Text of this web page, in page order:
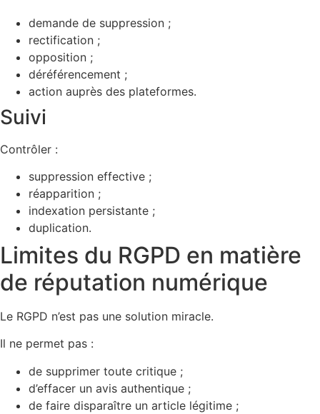
demande de suppression ;
rectification ;
opposition ;
déréférencement ;
action auprès des plateformes.
Suivi
Contrôler :
suppression effective ;
réapparition ;
indexation persistante ;
duplication.
Limites du RGPD en matière
de réputation numérique
Le RGPD n’est pas une solution miracle.
Il ne permet pas :
de supprimer toute critique ;
d’effacer un avis authentique ;
de faire disparaître un article légitime ;